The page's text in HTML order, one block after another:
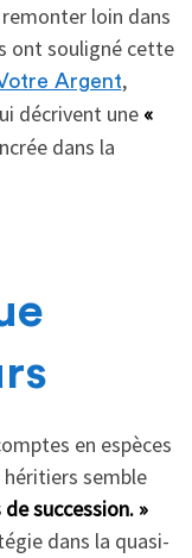
loin dans
ont souligné cette
Argent,
décrivent une «
dans la
en espèces
semble
succession. »
dans la quasi-